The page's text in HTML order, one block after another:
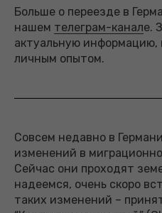
Больше о переезде в
нашем телеграм-канале.
актуальную
личным опытом.
Совсем недавно в
изменений в
Сейчас они проходят
надеемся, очень скоро
таких изменений –